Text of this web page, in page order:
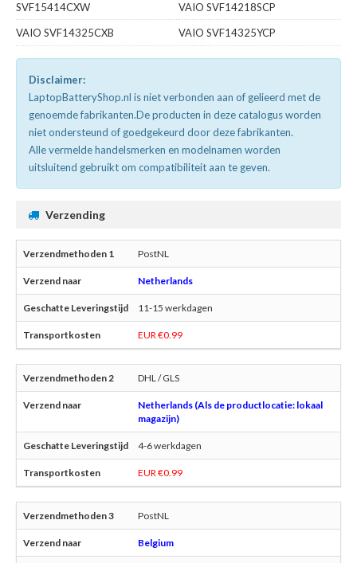
SVF15414CXW
VAIO SVF14218SCP
VAIO SVF14325CXB
VAIO SVF14325YCP
Disclaimer:
LaptopBatteryShop.nl is niet verbonden aan of gelieerd met de
genoemde fabrikanten.De producten in deze catalogus worden
niet ondersteund of goedgekeurd door deze fabrikanten.
Alle vermelde handelsmerken en modelnamen worden
uitsluitend gebruikt om compatibiliteit aan te geven.
Verzending
PostNL
Netherlands
11-15 werkdagen
EUR €0.99
DHL / GLS
Netherlands (Als de productlocatie: lokaal
magazijn)
4-6 werkdagen
EUR €0.99
PostNL
Belgium